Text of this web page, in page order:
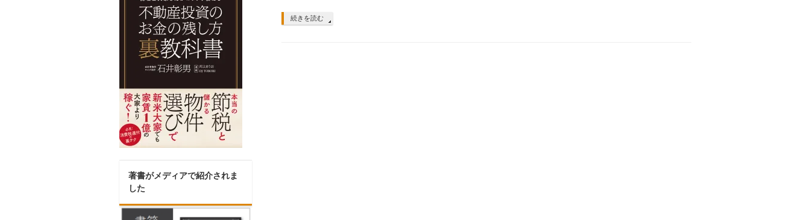
続きを読む
著書がメディアで紹介されま
した